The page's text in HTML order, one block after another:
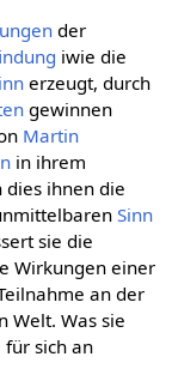
der
iwie die
erzeugt, durch
gewinnen
Martin
in ihrem
ihnen die
Sinn
sie die
Wirkungen einer
an der
Welt. Was sie
sich an